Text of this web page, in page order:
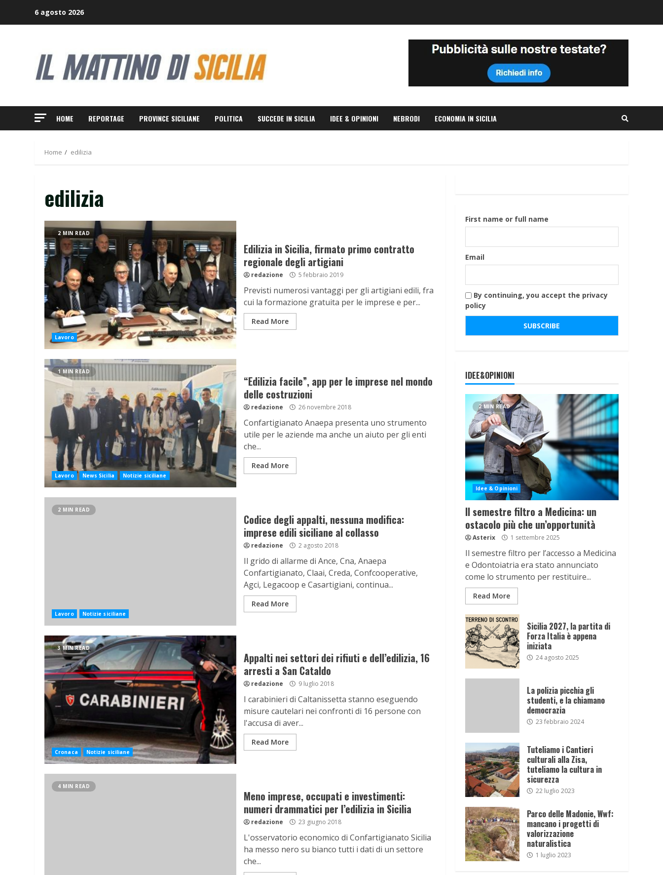
6 agosto 2026
HOME REPORTAGE PROVINCE SICILIANE POLITICA SUCCEDE IN SICILIA IDEE & OPINIONI NEBRODI ECONOMIA IN SICILIA
Home edilizia
edilizia
2 MIN READ
Lavoro
Edilizia in Sicilia, firmato primo contratto
regionale degli artigiani
redazione 5 febbraio 2019
Previsti numerosi vantaggi per gli artigiani edili, fra
cui la formazione gratuita per le imprese e per...
Read More
1 MIN READ
Lavoro News Sicilia Notizie siciliane
“Edilizia facile”, app per le imprese nel mondo
delle costruzioni
redazione 26 novembre 2018
Confartigianato Anaepa presenta uno strumento
utile per le aziende ma anche un aiuto per gli enti
che...
Read More
2 MIN READ
Lavoro Notizie siciliane
Codice degli appalti, nessuna modifica:
imprese edili siciliane al collasso
redazione 2 agosto 2018
Il grido di allarme di Ance, Cna, Anaepa
Confartigianato, Claai, Creda, Confcooperative,
Agci, Legacoop e Casartigiani, continua...
Read More
3 MIN READ
Cronaca Notizie siciliane
Appalti nei settori dei rifiuti e dell’edilizia, 16
arresti a San Cataldo
redazione 9 luglio 2018
I carabinieri di Caltanissetta stanno eseguendo
misure cautelari nei confronti di 16 persone con
l'accusa di aver...
Read More
4 MIN READ
Meno imprese, occupati e investimenti:
numeri drammatici per l’edilizia in Sicilia
redazione 23 giugno 2018
L'osservatorio economico di Confartigianato Sicilia
ha messo nero su bianco tutti i dati di un settore
che...
First name or full name
Email
By continuing, you accept the privacy
policy
IDEE&OPINIONI
2 MIN READ
Idee & Opinioni
Il semestre filtro a Medicina: un
ostacolo più che un’opportunità
Asterix 1 settembre 2025
Il semestre filtro per l’accesso a Medicina
e Odontoiatria era stato annunciato
come lo strumento per restituire...
Read More
Sicilia 2027, la partita di
Forza Italia è appena
iniziata
24 agosto 2025
La polizia picchia gli
studenti, e la chiamano
democrazia
23 febbraio 2024
Tuteliamo i Cantieri
culturali alla Zisa,
tuteliamo la cultura in
sicurezza
22 luglio 2023
Parco delle Madonie, Wwf:
mancano i progetti di
valorizzazione
naturalistica
1 luglio 2023